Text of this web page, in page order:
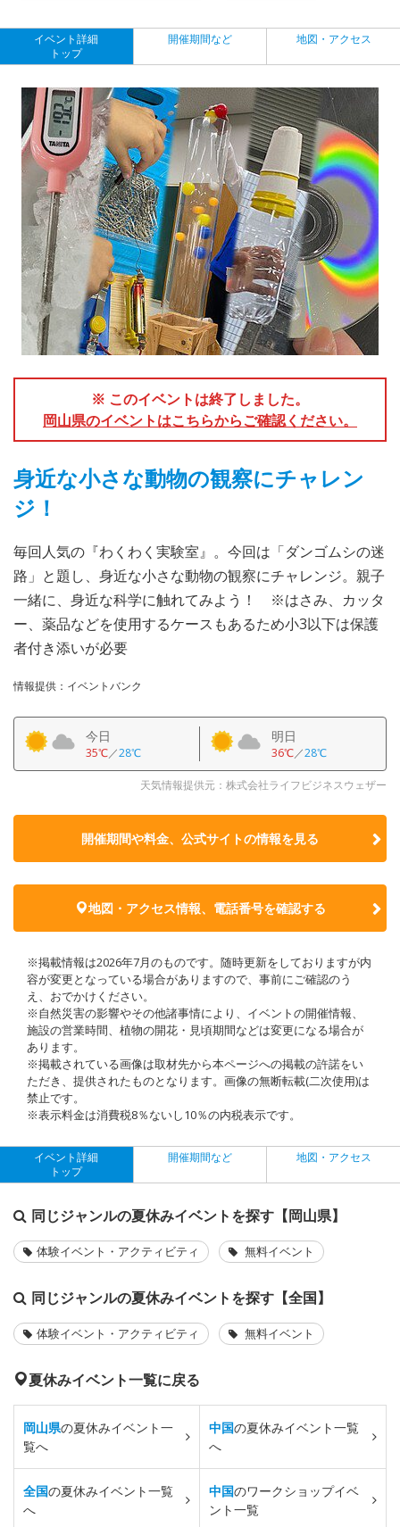
イベント詳細
トップ
開催期間など 地図・アクセス
※ このイベントは終了しました。
岡山県のイベントはこちらからご確認ください。
身近な小さな動物の観察にチャレン
ジ！
毎回人気の『わくわく実験室』。今回は「ダンゴムシの迷
路」と題し、身近な小さな動物の観察にチャレンジ。親子
一緒に、身近な科学に触れてみよう！ ※はさみ、カッタ
ー、薬品などを使用するケースもあるため小3以下は保護
者付き添いが必要
情報提供：イベントバンク
今日
35℃／28℃
明日
36℃／28℃
天気情報提供元：株式会社ライフビジネスウェザー
開催期間や料金、公式サイトの情報を見る
地図・アクセス情報、電話番号を確認する
※掲載情報は2026年7月のものです。随時更新をしておりますが内
容が変更となっている場合がありますので、事前にご確認のう
え、おでかけください。
※自然災害の影響やその他諸事情により、イベントの開催情報、
施設の営業時間、植物の開花・見頃期間などは変更になる場合が
あります。
※掲載されている画像は取材先から本ページへの掲載の許諾をい
ただき、提供されたものとなります。画像の無断転載(二次使用)は
禁止です。
※表示料金は消費税8％ないし10％の内税表示です。
イベント詳細
トップ
開催期間など 地図・アクセス
同じジャンルの夏休みイベントを探す【岡山県】
体験イベント・アクティビティ 無料イベント
同じジャンルの夏休みイベントを探す【全国】
体験イベント・アクティビティ 無料イベント
夏休みイベント一覧に戻る
岡山県の夏休みイベント一
覧へ
中国の夏休みイベント一覧
へ
全国の夏休みイベント一覧
へ
中国のワークショップイベ
ント一覧